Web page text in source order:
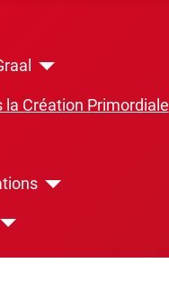
la Création Primordiale